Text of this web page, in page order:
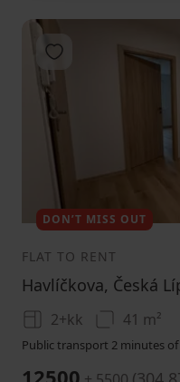
Add to favorites
DON’T MISS OUT
FLAT TO RENT
2+kk 41 m²
Public transport 2 minutes of
12500